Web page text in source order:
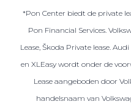
Berijdersinfo
*Pon Center biedt de private
Pon Financial Services.
Lease, Škoda Private lease.
en XLEasy wordt onder de
Lease aangeboden door
handelsnaam van